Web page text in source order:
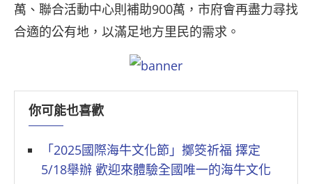
萬、聯合活動中心則補助900萬，市府會再盡力尋找
合適的公有地，以滿足地方里民的需求。
你可能也喜歡
「2025國際海牛文化節」擲筊祈福 擇定
5/18舉辦 歡迎來體驗全國唯一的海牛文化